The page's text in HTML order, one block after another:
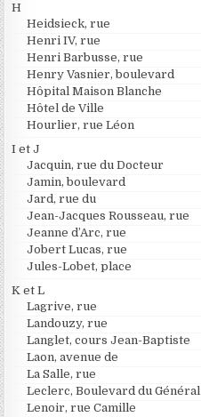
H
Heidsieck, rue
Henri IV, rue
Henri Barbusse, rue
Henry Vasnier, boulevard
Hôpital Maison Blanche
Hôtel de Ville
Hourlier, rue Léon
I et J
Jacquin, rue du Docteur
Jamin, boulevard
Jard, rue du
Jean-Jacques Rousseau, rue
Jeanne d’Arc, rue
Jobert Lucas, rue
Jules-Lobet, place
K et L
Lagrive, rue
Landouzy, rue
Langlet, cours Jean-Baptiste
Laon, avenue de
La Salle, rue
Leclerc, Boulevard du Général
Lenoir, rue Camille